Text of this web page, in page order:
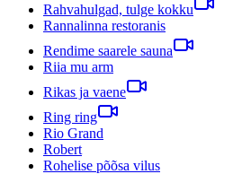
Rahvahulgad, tulge kokku
Rannalinna restoranis
Rendime saarele sauna
Riia mu arm
Rikas ja vaene
Ring ring
Rio Grand
Robert
Rohelise põõsa vilus